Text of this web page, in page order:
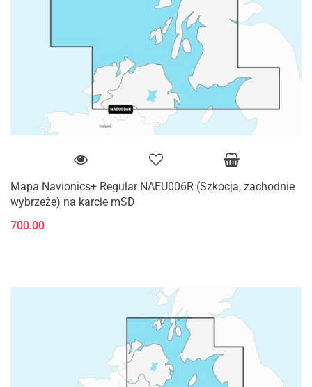
Mapa Navionics+ Regular NAEU006R (Szkocja, zachodnie
wybrzeże) na karcie mSD
700.00